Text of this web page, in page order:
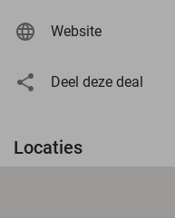
Website
Deel deze deal
Locaties